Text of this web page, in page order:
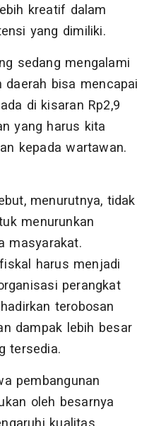
kreatif dalam
yang dimiliki.
sedang mengalami
daerah bisa mencapai
di kisaran Rp2,9
yang harus kita
kepada wartawan.
menurutnya, tidak
menurunkan
masyarakat.
harus menjadi
perangkat
terobosan
dampak lebih besar
tersedia.
pembangunan
oleh besarnya